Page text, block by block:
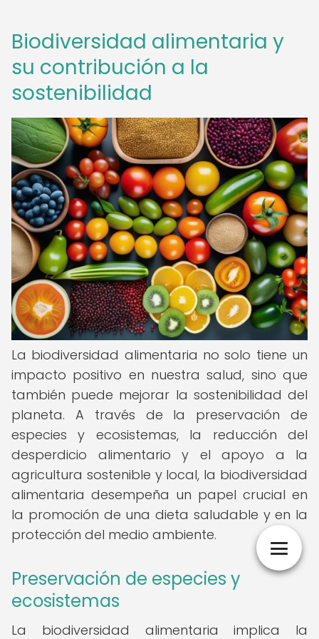
Biodiversidad alimentaria y
su contribución a la
sostenibilidad
La biodiversidad alimentaria no solo tiene un
impacto positivo en nuestra salud, sino que
también puede mejorar la sostenibilidad del
planeta. A través de la preservación de
especies y ecosistemas, la reducción del
desperdicio alimentario y el apoyo a la
agricultura sostenible y local, la biodiversidad
alimentaria desempeña un papel crucial en
la promoción de una dieta saludable y en la
protección del medio ambiente.
Preservación de especies y
ecosistemas
La biodiversidad alimentaria implica la